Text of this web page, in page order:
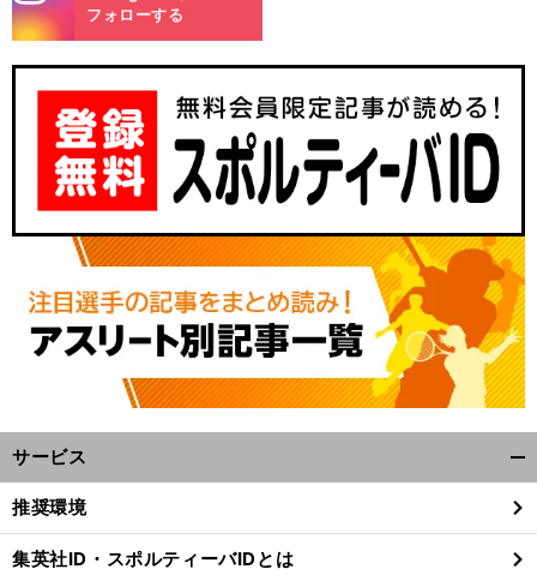
m
フォローする
サービス
閉
る
推奨環境
集英社ID・スポルティーバIDとは